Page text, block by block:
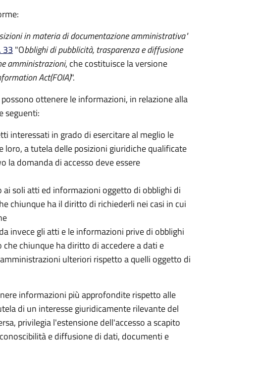
in materia di documentazione amministrativa"
33 "Obblighi di pubblicità, trasparenza e diffusione
amministrazioni, che costituisce la versione
Act(FOIA)".
ottenere le informazioni, in relazione alla
seguenti:
interessati in grado di esercitare al meglio le
a tutela delle posizioni giuridiche qualificate
la domanda di accesso deve essere
ai soli atti ed informazioni oggetto di obblighi di
chiunque ha il diritto di richiederli nei casi in cui
invece gli atti e le informazioni prive di obblighi
chiunque ha diritto di accedere a dati e
ulteriori rispetto a quelli oggetto di
informazioni più approfondite rispetto alle
di un interesse giuridicamente rilevante del
privilegia l'estensione dell'accesso a scapito
e diffusione di dati, documenti e